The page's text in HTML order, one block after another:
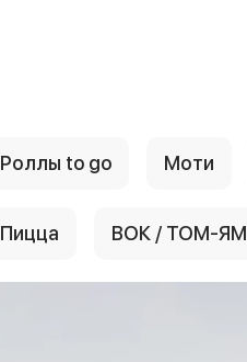
Роллы to go Моти
Пицца ВОК / ТОМ-ЯМ